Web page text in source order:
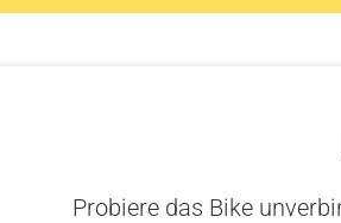
Probiere das Bike